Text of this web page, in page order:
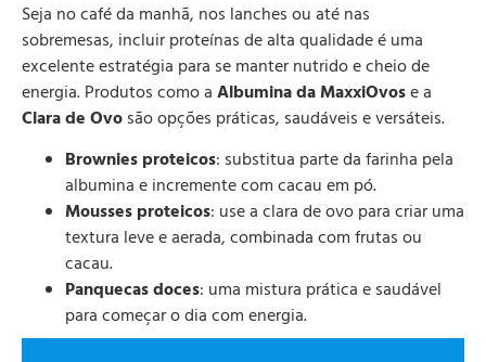
Seja no café da manhã, nos lanches ou até nas
sobremesas, incluir proteínas de alta qualidade é uma
excelente estratégia para se manter nutrido e cheio de
energia. Produtos como aAlbumina da MaxxiOvose a
Clara de Ovosão opções práticas, saudáveis e versáteis.
Brownies proteicos: substitua parte da farinha pela
albumina e incremente com cacau em pó.
Mousses proteicos: use a clara de ovo para criar uma
textura leve e aerada, combinada com frutas ou
cacau.
Panquecas doces: uma mistura prática e saudável
para começar o dia com energia.